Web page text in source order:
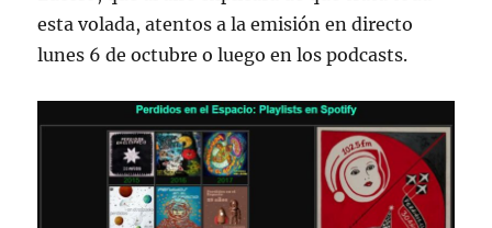
esta volada, atentos a la emisión en directo
lunes 6 de octubre o luego en los podcasts.